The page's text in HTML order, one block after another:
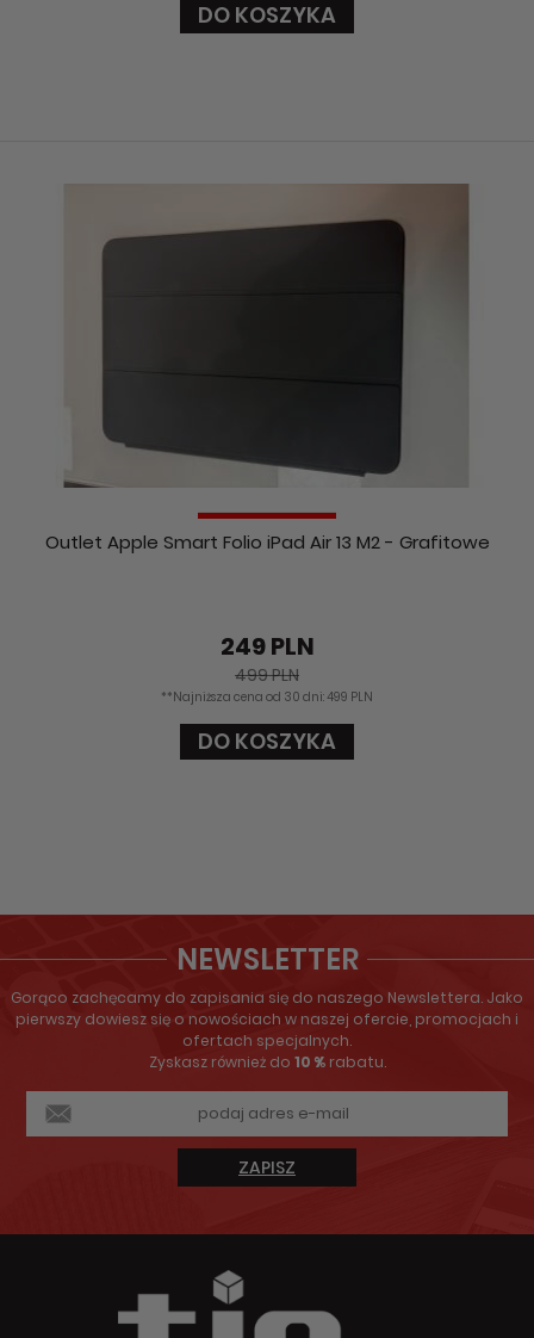
DO KOSZYKA
Outlet Apple Smart Folio iPad Air 13 M2 - Grafitowe
249 PLN
499 PLN
**Najniższa cena od 30 dni: 499 PLN
DO KOSZYKA
NEWSLETTER
Gorąco zachęcamy do zapisania się do naszego Newslettera. Jako
pierwszy dowiesz się o nowościach w naszej ofercie, promocjach i
ofertach specjalnych.
Zyskasz również do 10 %rabatu.
ZAPISZ